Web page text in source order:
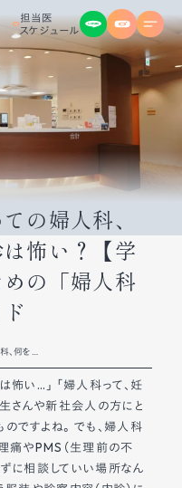
担当医
スケジュール
の婦人科、
怖い？【学
の「婦人科
、何を着
社会人】
全ガイド
怖い…」 「婦人科って、妊
さんや新社会人の方にと
ですよね。 でも、婦人科
痛やPMS（生理前の不
に相談していい場所なん